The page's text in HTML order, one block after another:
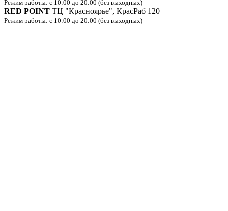
Режим работы: с 10:00 до 20:00 (без выходных)
RED POINT ТЦ "Красноярье", КрасРаб 120
Режим работы: с 10:00 до 20:00 (без выходных)